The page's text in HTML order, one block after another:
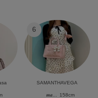
6
SAMANTHAVEGA
𝒎𝒂... 158cm